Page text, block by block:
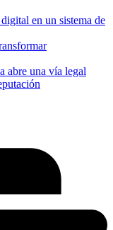
en un sistema de
abre una vía legal